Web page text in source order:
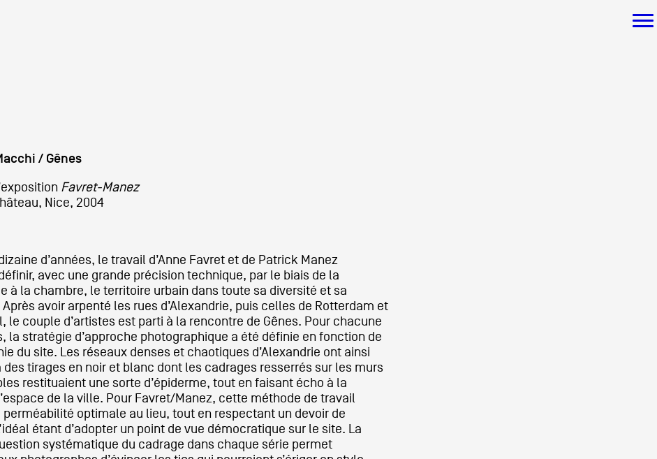
public
Contact
/ Gênes
Favret-Manez
Nice, 2004
d’années, le travail d’Anne Favret et de Patrick Manez
avec une grande précision technique, par le biais de la
à la chambre, le territoire urbain dans toute sa diversité et sa
avoir arpenté les rues d’Alexandrie, puis celles de Rotterdam et
le couple d’artistes est parti à la rencontre de Gênes. Pour chacune
la stratégie d’approche photographique a été définie en fonction de
du site. Les réseaux denses et chaotiques d’Alexandrie ont ainsi
des tirages en noir et blanc dont les cadrages resserrés sur les murs
restituaient une sorte d’épiderme, tout en faisant écho à la
de la ville. Pour Favret/Manez, cette méthode de travail
perméabilité optimale au lieu, tout en respectant un devoir de
étant d’adopter un point de vue démocratique sur le site. La
systématique du cadrage dans chaque série permet